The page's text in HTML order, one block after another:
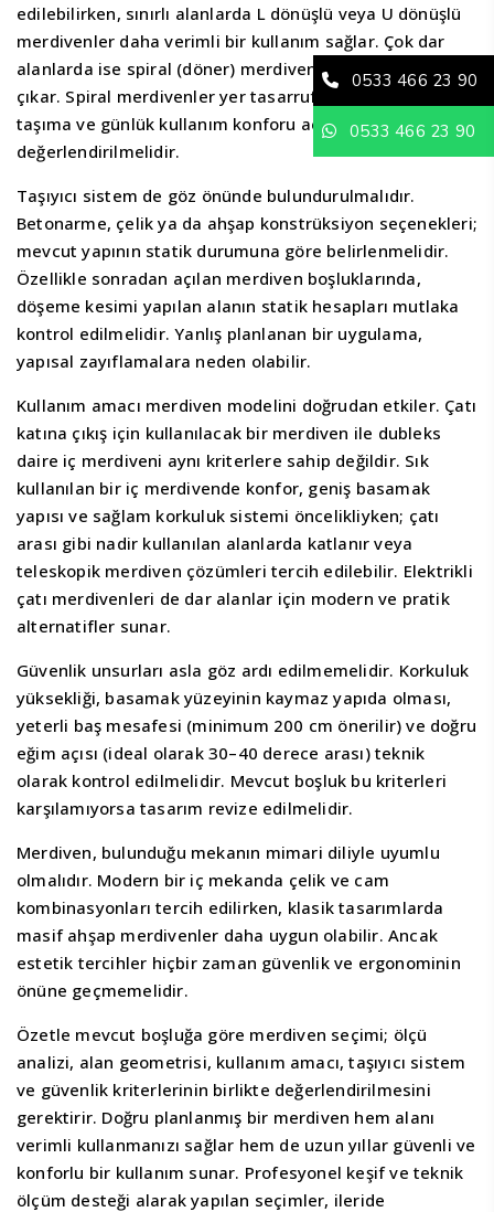
edilebilirken, sınırlı alanlarda L dönüşlü veya U dönüşlü
merdivenler daha verimli bir kullanım sağlar. Çok dar
alanlarda ise spiral (döner) merdiven sistemleri öne
çıkar. Spiral merdivenler yer tasarrufu sağlasa da
taşıma ve günlük kullanım konforu açısından dikkatle
değerlendirilmelidir.
Taşıyıcı sistem de göz önünde bulundurulmalıdır.
Betonarme, çelik ya da ahşap konstrüksiyon seçenekleri;
mevcut yapının statik durumuna göre belirlenmelidir.
Özellikle sonradan açılan merdiven boşluklarında,
döşeme kesimi yapılan alanın statik hesapları mutlaka
kontrol edilmelidir. Yanlış planlanan bir uygulama,
yapısal zayıflamalara neden olabilir.
Kullanım amacı merdiven modelini doğrudan etkiler. Çatı
katına çıkış için kullanılacak bir merdiven ile dubleks
daire iç merdiveni aynı kriterlere sahip değildir. Sık
kullanılan bir iç merdivende konfor, geniş basamak
yapısı ve sağlam korkuluk sistemi öncelikliyken; çatı
arası gibi nadir kullanılan alanlarda katlanır veya
teleskopik merdiven çözümleri tercih edilebilir. Elektrikli
çatı merdivenleri de dar alanlar için modern ve pratik
alternatifler sunar.
Güvenlik unsurları asla göz ardı edilmemelidir. Korkuluk
yüksekliği, basamak yüzeyinin kaymaz yapıda olması,
yeterli baş mesafesi (minimum 200 cm önerilir) ve doğru
eğim açısı (ideal olarak 30–40 derece arası) teknik
olarak kontrol edilmelidir. Mevcut boşluk bu kriterleri
karşılamıyorsa tasarım revize edilmelidir.
Merdiven, bulunduğu mekanın mimari diliyle uyumlu
olmalıdır. Modern bir iç mekanda çelik ve cam
kombinasyonları tercih edilirken, klasik tasarımlarda
masif ahşap merdivenler daha uygun olabilir. Ancak
estetik tercihler hiçbir zaman güvenlik ve ergonominin
önüne geçmemelidir.
Özetle mevcut boşluğa göre merdiven seçimi; ölçü
analizi, alan geometrisi, kullanım amacı, taşıyıcı sistem
ve güvenlik kriterlerinin birlikte değerlendirilmesini
gerektirir. Doğru planlanmış bir merdiven hem alanı
verimli kullanmanızı sağlar hem de uzun yıllar güvenli ve
konforlu bir kullanım sunar. Profesyonel keşif ve teknik
ölçüm desteği alarak yapılan seçimler, ileride
0533 466 23 90
0533 466 23 90